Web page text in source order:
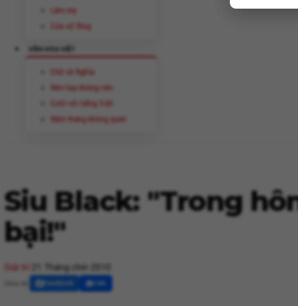
Làm mẹ
Cửa sổ Blog
VĂN HÓA VIỆT
Chữ và Nghĩa
Nên hay không nên
Cười với tiếng Việt
Năm tháng không quên
Siu Black: "Trong
bại!"
Giải trí 21 Tháng chín 2010